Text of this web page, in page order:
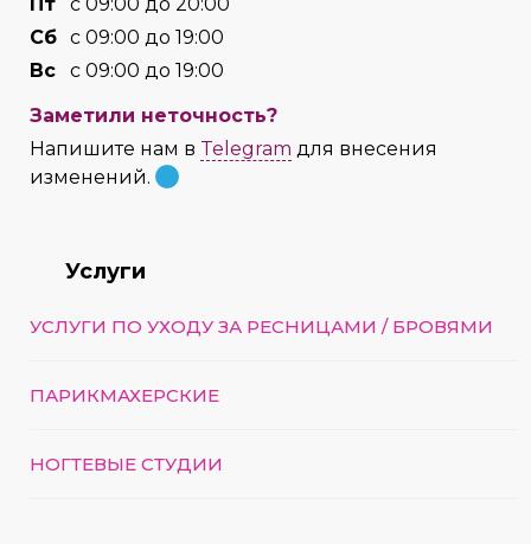
Сб с 09:00 до 19:00
Вс
с 09:00 до 19:00
Заметили неточность?
Напишите нам в Telegram для внесения
изменений.
Услуги
УСЛУГИ ПО УХОДУ ЗА РЕСНИЦАМИ / БРОВЯМИ
ПАРИКМАХЕРСКИЕ
НОГТЕВЫЕ СТУДИИ